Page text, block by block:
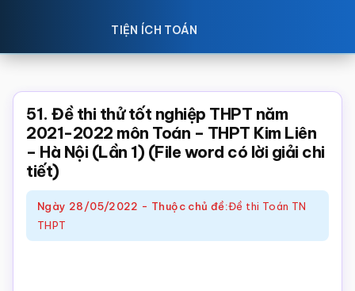
toán
giáo
Toán,
trắc
nghiệm
Toán
online
TIỆN ÍCH TOÁN
51. Đề thi thử tốt nghiệp THPT năm
2021-2022 môn Toán – THPT Kim Liên
– Hà Nội (Lần 1) (File word có lời giải chi
tiết)
Ngày 28/05/2022 - Thuộc chủ đề:Đề thi Toán TN
THPT